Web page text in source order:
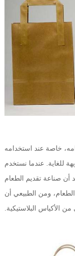
خاصة عند استخدامه
للغاية. عندما نستخدم
أن صناعة تقديم الطعام
ومن الطبيعي أن
الأكياس البلاستيكية.